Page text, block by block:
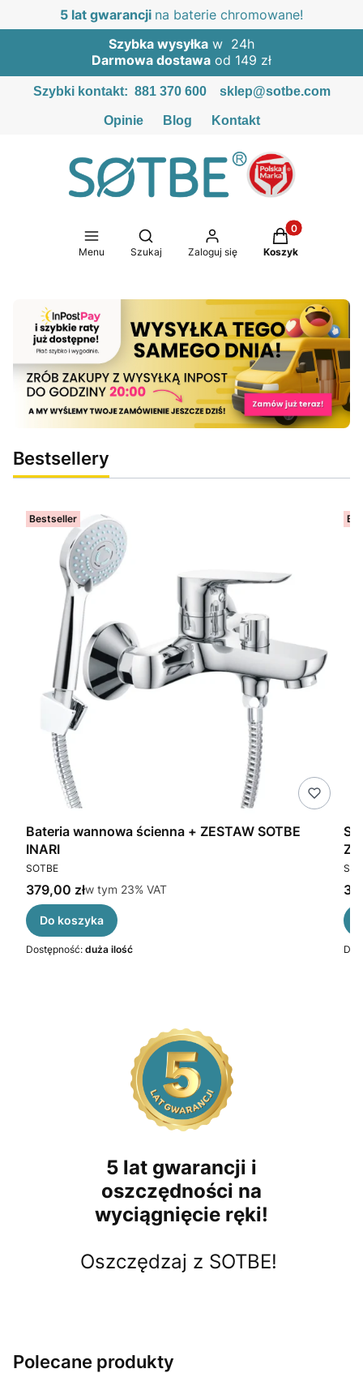
5 lat gwarancji na baterie chromowane!
Szybka wysyłka w 24h
Darmowa dostawa od 149 zł
Szybki kontakt: 881 370 600 sklep@sotbe.com
Opinie Blog Kontakt
Menu
Otwórz wyszukiwarkę
Szukaj Zaloguj się
Produkty w
Koszyk
Bestsellery
Bestseller
Bateria wannowa ścienna + ZESTAW SOTBE
INARI
PRODUCENT
SOTBE
Cena brutto
379,00 złw tym %s VAT
w tym 23% VAT
Do koszyka
Dostępność: duża ilość
5 lat gwarancji i
oszczędności na
wyciągnięcie ręki!
Oszczędzaj z SOTBE!
Polecane produkty